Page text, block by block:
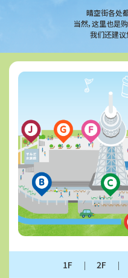
晴空街各处
当然，这里也是
我们还建议
1F 2F